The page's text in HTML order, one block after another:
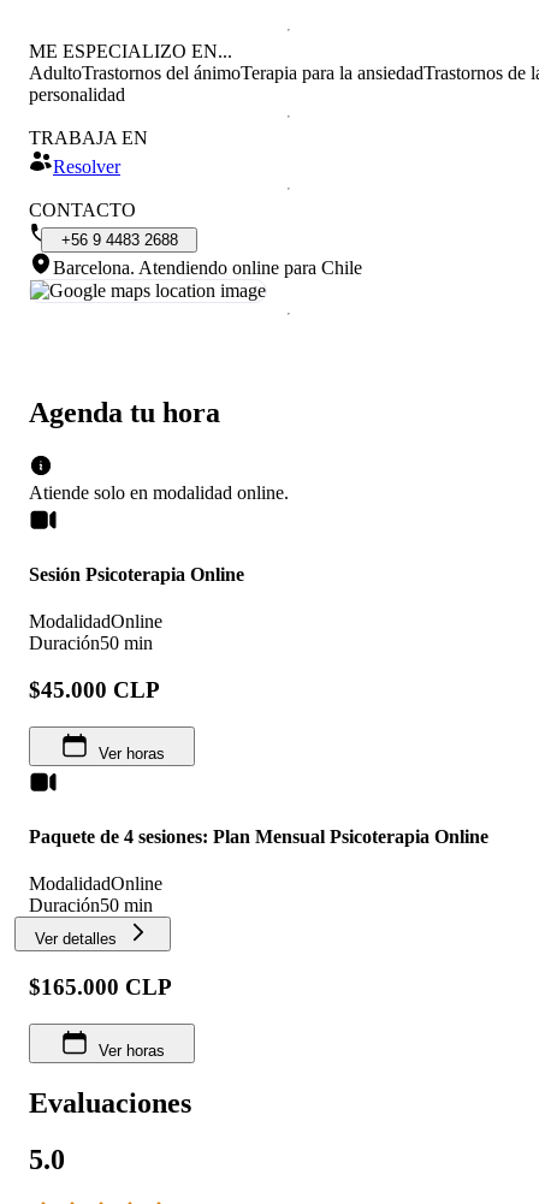
Agenda tu hora
Atiende solo en modalidad online.
Sesión Psicoterapia Online
ModalidadOnline
Duración50 min
$45.000 CLP
Ver horas
Paquete de 4 sesiones: Plan Mensual Psicoterapia Online
ModalidadOnline
Duración50 min
Ver detalles
$165.000 CLP
Ver horas
Evaluaciones
5.0
ME ESPECIALIZO EN...
AdultoTrastornos del ánimoTerapia para la ansiedadTrastornos de
personalidad
TRABAJA EN
Resolver
CONTACTO
+56 9 4483 2688
Barcelona. Atendiendo online para Chile